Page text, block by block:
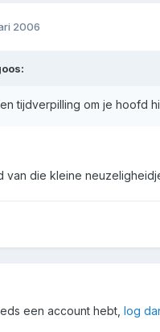
2006
tijdverpilling om je hoofd
van die kleine
een account hebt, log